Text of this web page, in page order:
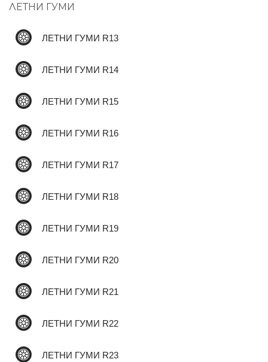
ЛЕТНИ ГУМИ
ЛЕТНИ ГУМИ R13
ЛЕТНИ ГУМИ R14
ЛЕТНИ ГУМИ R15
ЛЕТНИ ГУМИ R16
ЛЕТНИ ГУМИ R17
ЛЕТНИ ГУМИ R18
ЛЕТНИ ГУМИ R19
ЛЕТНИ ГУМИ R20
ЛЕТНИ ГУМИ R21
ЛЕТНИ ГУМИ R22
ЛЕТНИ ГУМИ R23